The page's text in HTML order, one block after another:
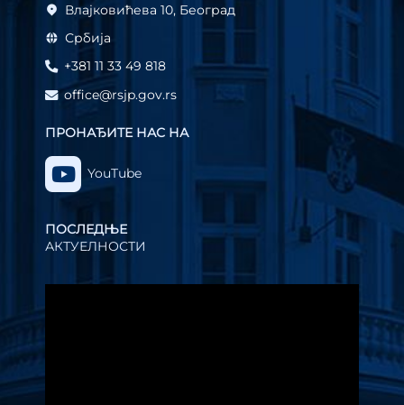
Влајковићева 10, Београд
Србија
+381 11 33 49 818
office@rsjp.gov.rs
ПРОНАЂИТЕ НАС НА
YouTube
ПОСЛЕДЊЕ
АКТУЕЛНОСТИ
видео